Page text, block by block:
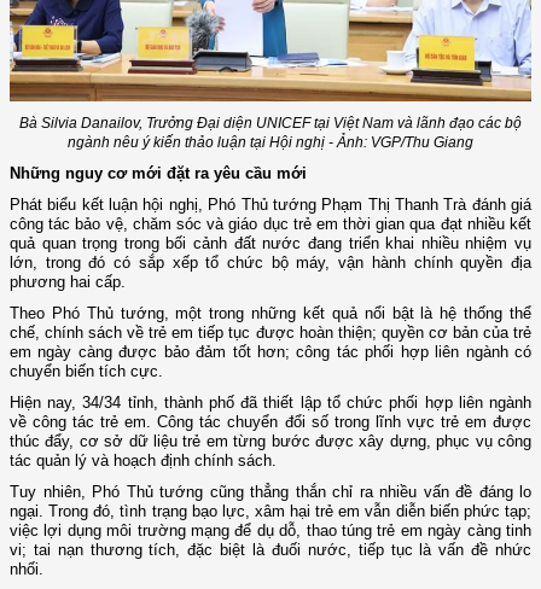
Bà Silvia Danailov, Trưởng Đại diện UNICEF tại Việt Nam và lãnh đạo các bộ
ngành nêu ý kiến thảo luận tại Hội nghị - Ảnh: VGP/Thu Giang
Những nguy cơ mới đặt ra yêu cầu mới
Phát biểu kết luận hội nghị, Phó Thủ tướng Phạm Thị Thanh Trà đánh giá
công tác bảo vệ, chăm sóc và giáo dục trẻ em thời gian qua đạt nhiều kết
quả quan trọng trong bối cảnh đất nước đang triển khai nhiều nhiệm vụ
lớn, trong đó có sắp xếp tổ chức bộ máy, vận hành chính quyền địa
phương hai cấp.
Theo Phó Thủ tướng, một trong những kết quả nổi bật là hệ thống thể
chế, chính sách về trẻ em tiếp tục được hoàn thiện; quyền cơ bản của trẻ
em ngày càng được bảo đảm tốt hơn; công tác phối hợp liên ngành có
chuyển biến tích cực.
Hiện nay, 34/34 tỉnh, thành phố đã thiết lập tổ chức phối hợp liên ngành
về công tác trẻ em. Công tác chuyển đổi số trong lĩnh vực trẻ em được
thúc đẩy, cơ sở dữ liệu trẻ em từng bước được xây dựng, phục vụ công
tác quản lý và hoạch định chính sách.
Tuy nhiên, Phó Thủ tướng cũng thẳng thắn chỉ ra nhiều vấn đề đáng lo
ngại. Trong đó, tình trạng bạo lực, xâm hại trẻ em vẫn diễn biến phức tạp;
việc lợi dụng môi trường mạng để dụ dỗ, thao túng trẻ em ngày càng tinh
vi; tai nạn thương tích, đặc biệt là đuối nước, tiếp tục là vấn đề nhức
nhối.